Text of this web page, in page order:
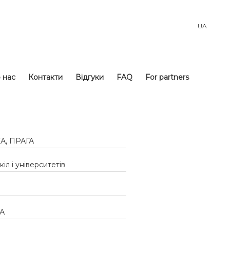
UA
Контакти Відгуки FAQ For partners
ПРАГА
і університетів